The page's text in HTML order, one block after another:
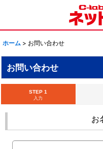
ホーム > お問い合わせ
お問い合わせ
STEP 1
入力
お